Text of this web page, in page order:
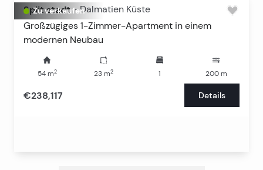
Zu verkaufen
Split stadt - Dalmatien Küste
Großzügiges 1-Zimmer-Apartment in einem
modernen Neubau
54m2 23m2 1 200m
€238,117 Details